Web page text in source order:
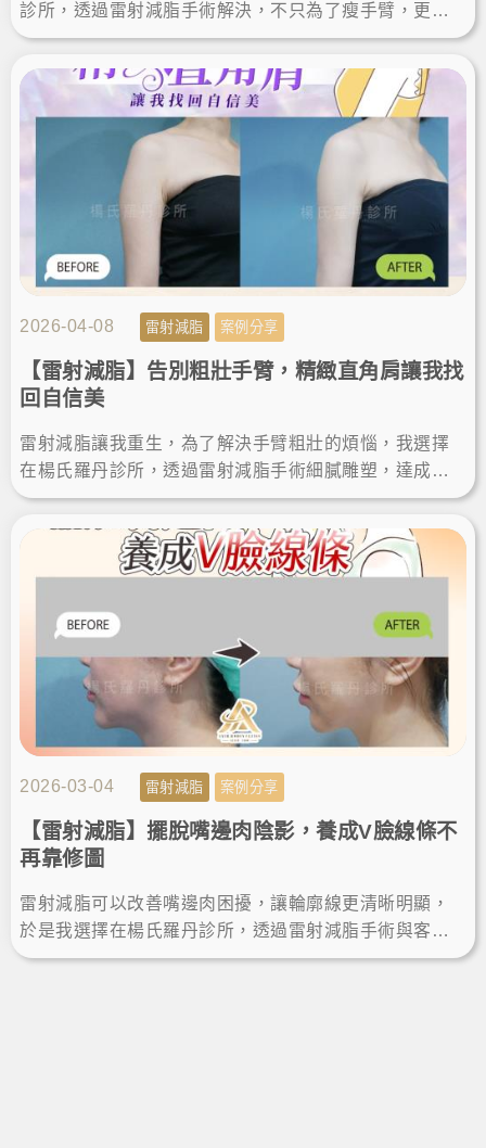
診所，透過雷射減脂手術解決，不只為了瘦手臂，更是
追求完美體態的精準雕塑。讓我徹底找回自信，輕鬆駕
馭無袖上衣！
2026-04-08 雷射減脂 案例分享
【雷射減脂】告別粗壯手臂，精緻直角肩讓我找
回自信美
雷射減脂讓我重生，為了解決手臂粗壯的煩惱，我選擇
在楊氏羅丹診所，透過雷射減脂手術細膩雕塑，達成瘦
手臂夢想。術後效果自然，體態視覺更顯瘦，變身直角
肩找回自信美。
2026-03-04 雷射減脂 案例分享
【雷射減脂】擺脫嘴邊肉陰影，養成V臉線條不
再靠修圖
雷射減脂可以改善嘴邊肉困擾，讓輪廓線更清晰明顯，
於是我選擇在楊氏羅丹診所，透過雷射減脂手術與客製
雕塑規劃，術後瘦下巴效果自然，不再靠修圖，輕鬆擁